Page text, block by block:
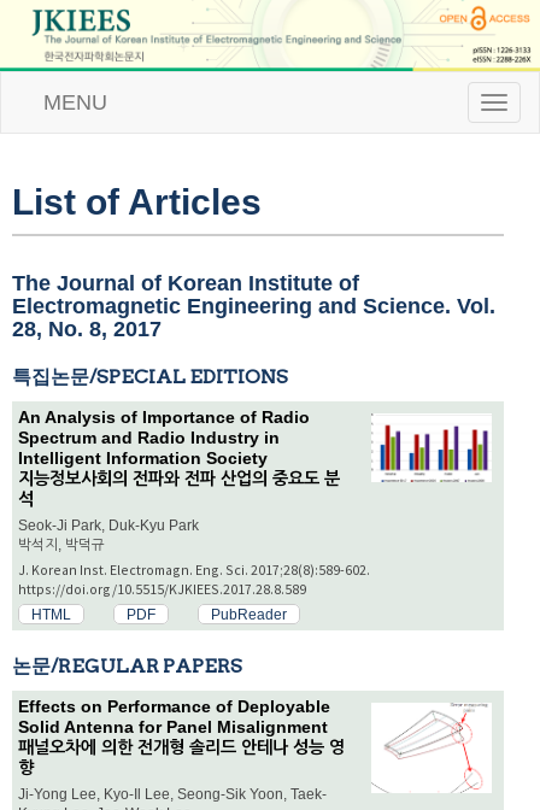
T
o
n
o
MENU
List of Articles
The Journal of Korean Institute of
Electromagnetic Engineering and Science. Vol.
28, No. 8, 2017
특집논문/SPECIAL EDITIONS
An Analysis of Importance of Radio
Spectrum and Radio Industry in
Intelligent Information Society
지능정보사회의 전파와 전파 산업의 중요도 분
석
Seok-Ji Park, Duk-Kyu Park
박석지, 박덕규
J. Korean Inst. Electromagn. Eng. Sci. 2017;28(8):589-602.
https://doi.org/10.5515/KJKIEES.2017.28.8.589
HTML PDF PubReader
논문/REGULAR PAPERS
Effects on Performance of Deployable
Solid Antenna for Panel Misalignment
패널오차에 의한 전개형 솔리드 안테나 성능 영
향
Ji-Yong Lee, Kyo-Il Lee, Seong-Sik Yoon, Taek-